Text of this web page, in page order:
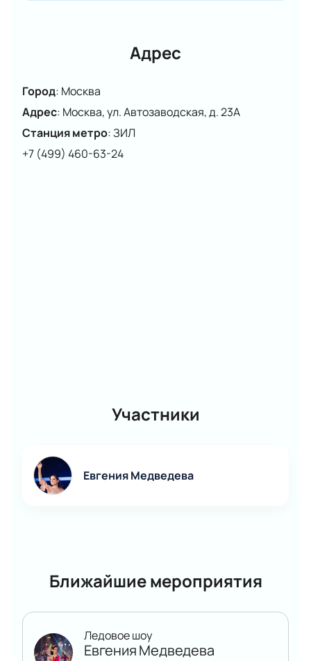
на нашем сайте. Ледовый мюзикл «Кармен»
обещает стать одним из самых ярких событий
впечатления.
Адрес
Город: Москва
Адрес: Москва, ул. Автозаводская, д. 23А
Станция метро:ЗИЛ
+7 (499) 460-63-24
Участники
Евгения Медведева
Ближайшие мероприятия
Ледовое шоу
Евгения Медведева